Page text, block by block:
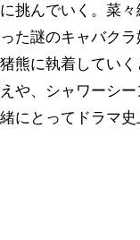
挑んでいく。菜
た謎のキャバク
熊に執着していく
や、シャワーシ
にとってドラマ